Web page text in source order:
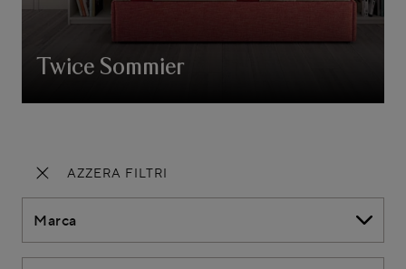
AZZERA FILTRI
Marca
Twice Sommier